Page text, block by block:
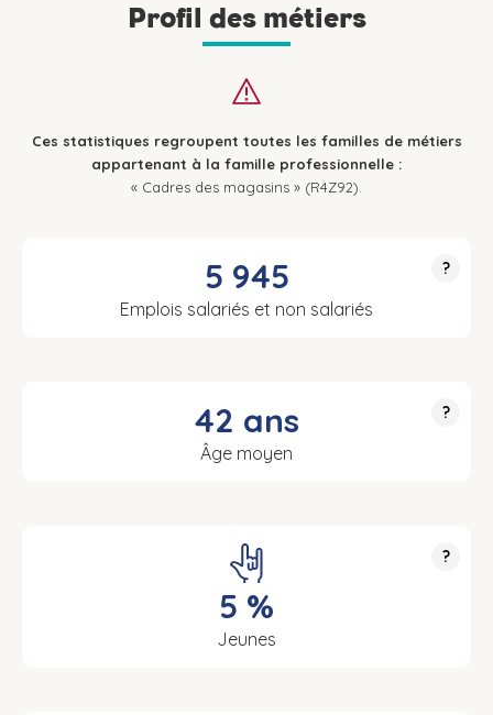
Profil des métiers
Ces statistiques regroupent toutes les familles de métiers
appartenant à la famille professionnelle :
« Cadres des magasins » (R4Z92).
?
5 945
Emplois salariés et non salariés
?
42 ans
Âge moyen
?
5 %
Jeunes